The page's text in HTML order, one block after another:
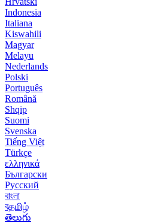
Indonesia
Italiana
Kiswahili
Magyar
Melayu
Nederlands
Polski
Português
Română
Shqip
Suomi
Svenska
Tiếng Việt
Türkçe
ελληνικά
Български
Русский
বাংলা
বதமிழ்
తెలుగు